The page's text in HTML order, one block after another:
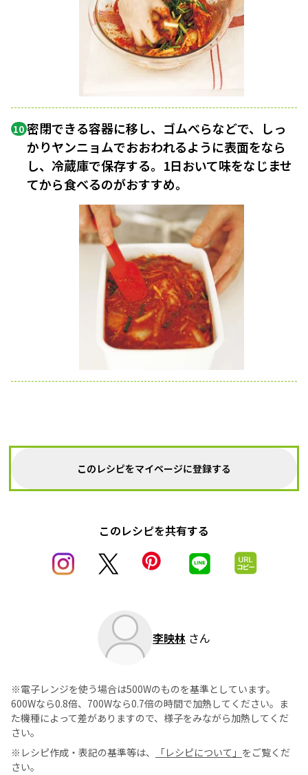
10密閉できる容器に移し、ゴムべらなどで、しっ
かりヤンニョムでおおわれるように表面をなら
し、冷蔵庫で保存する。1日おいて味をなじませ
てから食べるのがおすすめ。
このレシピをマイページに登録する
このレシピを共有する
李映林 さん
※電子レンジを使う場合は500Wのものを基準としています。
600Wなら0.8倍、700Wなら0.7倍の時間で加熱してください。ま
た機種によって差がありますので、様子をみながら加熱してくだ
さい。
※レシピ作成・表記の基準等は、
「レシピについて」 をご覧くだ
さい。